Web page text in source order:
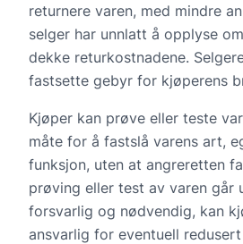
returnere varen, med mindre
selger har unnlatt å opplyse
dekke returkostnadene.
fastsette gebyr for kjøperens
Kjøper kan prøve eller teste
måte for å fastslå varens art,
funksjon, uten at angreretten
prøving eller test av varen går
forsvarlig og nødvendig, kan
ansvarlig for eventuell